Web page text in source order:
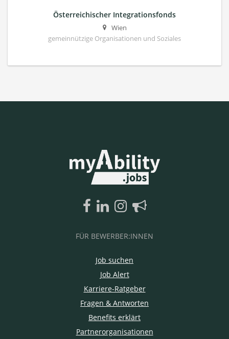
Österreichischer Integrationsfonds
Wien
gemeinnützige Organisationen und Soziales
FÜR BEWERBER:INNEN
Job suchen
Job Alert
Karriere-Ratgeber
Fragen & Antworten
Benefits erklärt
Partnerorganisationen